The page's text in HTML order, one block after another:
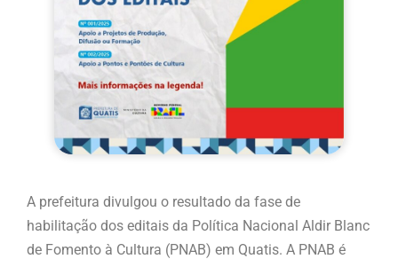
A prefeitura divulgou o resultado da fase de
habilitação dos editais da Política Nacional Aldir Blanc
de Fomento à Cultura (PNAB) em Quatis. A PNAB é